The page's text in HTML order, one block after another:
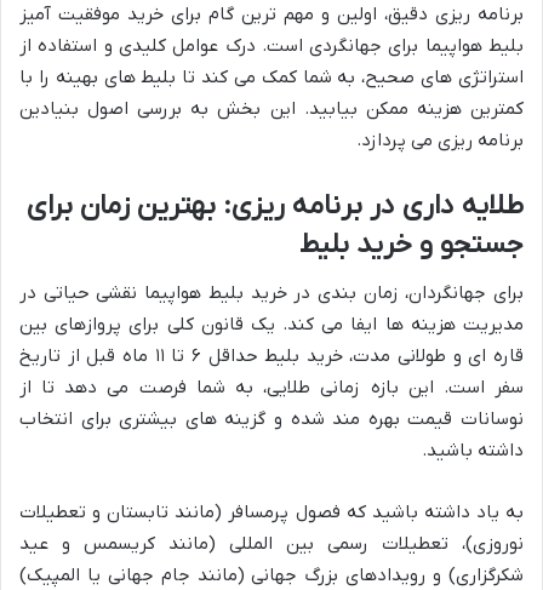
برنامه ریزی دقیق، اولین و مهم ترین گام برای خرید موفقیت آمیز
بلیط هواپیما برای جهانگردی است. درک عوامل کلیدی و استفاده از
استراتژی های صحیح، به شما کمک می کند تا بلیط های بهینه را با
کمترین هزینه ممکن بیابید. این بخش به بررسی اصول بنیادین
برنامه ریزی می پردازد.
طلایه داری در برنامه ریزی: بهترین زمان برای
جستجو و خرید بلیط
برای جهانگردان، زمان بندی در خرید بلیط هواپیما نقشی حیاتی در
مدیریت هزینه ها ایفا می کند. یک قانون کلی برای پروازهای بین
قاره ای و طولانی مدت، خرید بلیط حداقل ۶ تا ۱۱ ماه قبل از تاریخ
سفر است. این بازه زمانی طلایی، به شما فرصت می دهد تا از
نوسانات قیمت بهره مند شده و گزینه های بیشتری برای انتخاب
داشته باشید.
به یاد داشته باشید که فصول پرمسافر (مانند تابستان و تعطیلات
نوروزی)، تعطیلات رسمی بین المللی (مانند کریسمس و عید
شکرگزاری) و رویدادهای بزرگ جهانی (مانند جام جهانی یا المپیک)